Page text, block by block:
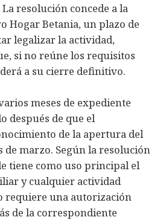
resolución concede a la
Hogar Betania, un plazo de
legalizar la actividad,
si no reúne los requisitos
a su cierre definitivo.
meses de expediente
después de que el
de la apertura del
de marzo. Según la resolución
tiene como uso principal el
y cualquier actividad
requiere una autorización
de la correspondiente